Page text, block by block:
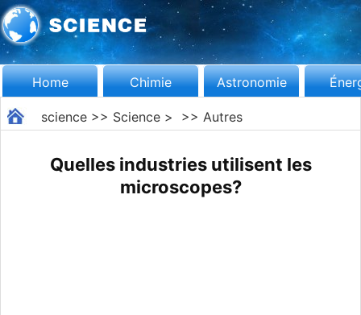
Home Chimie Astronomie
science>> Science> >> Autres
Quelles industries utilisent les
microscopes?